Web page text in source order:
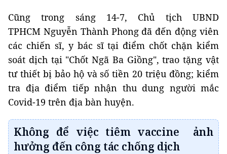
Cũng trong sáng 14-7, Chủ tịch UBND
TPHCM Nguyễn Thành Phong đã đến động viên
các chiến sĩ, y bác sĩ tại điểm chốt chặn kiểm
soát dịch tại "Chốt Ngã Ba Giồng", trao tặng vật
tư thiết bị bảo hộ và số tiền 20 triệu đồng; kiểm
tra địa điểm tiếp nhận thu dung người mắc
Covid-19 trên địa bàn huyện.
Không để việc tiêm vaccine
ảnh
hưởng đến công tác chống dịch